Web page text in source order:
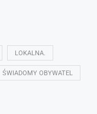
LOKALNA.
ŚWIADOMY OBYWATEL